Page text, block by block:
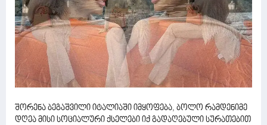
შორენა ბეგაშვილი იტალიაში იმყოფება, ბოლო რამდენიმე
დღეა მისი სოციალური ქსელები იქ გადაღებული სურათებით